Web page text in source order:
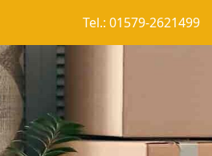
Tel.: 01579-2621499